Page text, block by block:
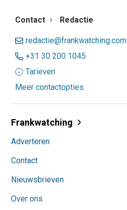
Contact Redactie
redactie@frankwatching.com
+31 30 200 1045
Tarieven
Meer contactopties
Frankwatching
Adverteren
Contact
Nieuwsbrieven
Over ons